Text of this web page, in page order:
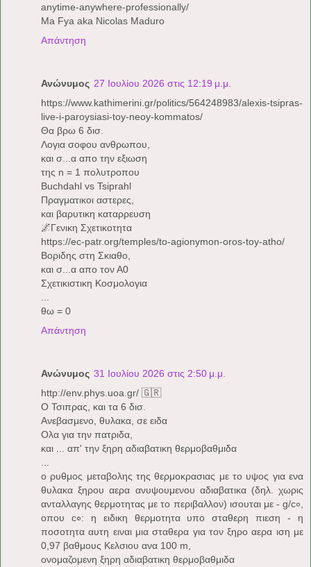
anytime-anywhere-professionally/
Ma Fya aka Nicolas Maduro
Απάντηση
Ανώνυμος 27 Ιουλίου 2026 στις 12:19 μ.μ.
https://www.kathimerini.gr/politics/564248983/alexis-tsipras-
live-i-paroysiasi-toy-neoy-kommatos/
Θα βρω 6 δισ.
Λογια σοφου ανθρωπου,
και σ...α απο την εξιωση
της n = 1 πολυτροπου
Buchdahl vs Tsiprahl
Πραγματικοι αστερες,
και βαρυτικη καταρρευση
🌌Γενικη Σχετικοτητα
https://ec-patr.org/temples/to-agionymon-oros-toy-atho/
Βοριδης στη Σκιαθο,
και σ...α απο τον Α0
Σχετικιστικη Κοσμολογια
θω = 0
Απάντηση
Ανώνυμος 31 Ιουλίου 2026 στις 2:50 μ.μ.
http://env.phys.uoa.gr/ 🇬🇷
Ο Τσιπρας, και τα 6 δισ.
Ανεβασμενο, θυλακα, σε ειδα
Ολα για την πατριδα,
και ... απ' την ξηρη αδιαβατικη θερμοβαθμιδα
ο ρυθμος μεταβολης της θερμοκρασιας με το υψος για ενα
θυλακα ξηρου αερα ανυψουμενου αδιαβατικα (δηλ. χωρις
ανταλλαγης θερμοτητας με το περιβαλλον) ισουται με - g/c∘,
οπου c∘: η ειδικη θερμοτητα υπο σταθερη πιεση - η
ποσοτητα αυτη ειναι μια σταθερα για τον ξηρο αερα ιση με
0,97 βαθμους Κελσιου ανα 100 m,
ονομαζομενη ξηρη αδιαβατικη θερμοβαθμιδα